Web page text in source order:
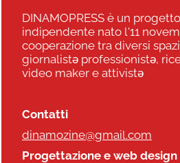
DINAMOPRESS è un
indipendente nato l'11
cooperazione tra diversi
giornalistə professionistə,
video maker e attivistə
Contatti
dinamozine@gmail.com
Progettazione e web design